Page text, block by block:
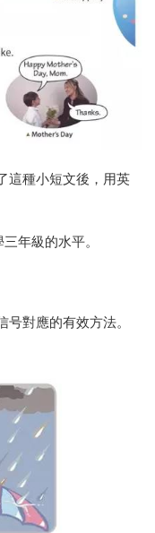
這種小短文後，用英
年級的水平。
對應的有效方法。